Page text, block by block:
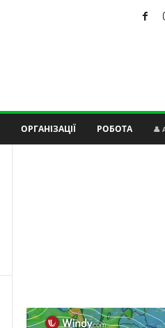
ОРГАНІЗАЦІЇ РОБОТА 👤